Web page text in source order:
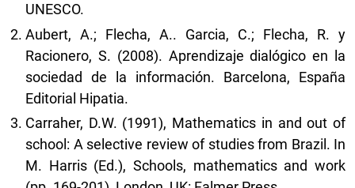
UNESCO.
Aubert, A.; Flecha, A.. Garcia, C.; Flecha, R. y
Racionero, S. (2008). Aprendizaje dialógico en la
sociedad de la información. Barcelona, España
Editorial Hipatia.
Carraher, D.W. (1991), Mathematics in and out of
school: A selective review of studies from Brazil. In
M. Harris (Ed.), Schools, mathematics and work